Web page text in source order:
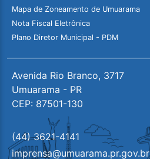
Mapa de Zoneamento de Umuarama
Nota Fiscal Eletrônica
Plano Diretor Municipal - PDM
Avenida Rio Branco, 3717
Umuarama - PR
CEP: 87501-130
(44) 3621-4141
imprensa@umuarama.pr.gov.br